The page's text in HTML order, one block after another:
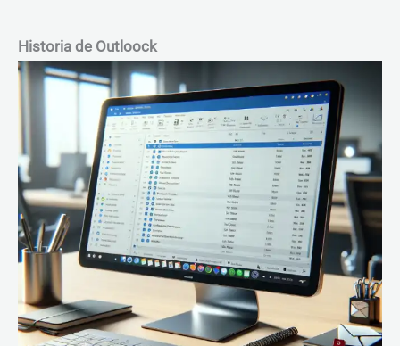
Historia de Outloock